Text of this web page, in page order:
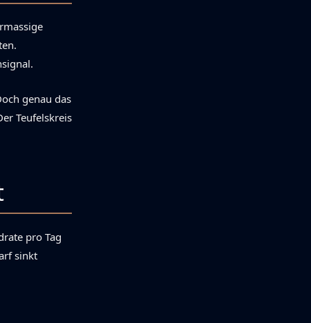
genau das
Teufelskreis
pro Tag
sinkt